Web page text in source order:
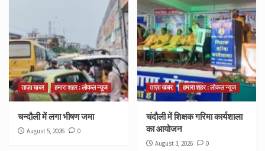
ताज़ा खबर हमारा शहर : लोकल न्यूज
चन्दौली में लगा भीषण जमा
August 5, 2026 0
ताज़ा खबर हमारा शहर : लोकल न्यूज
चंदौली में शिक्षक गरिमा कार्यशाला
का आयोजन
August 3, 2026 0